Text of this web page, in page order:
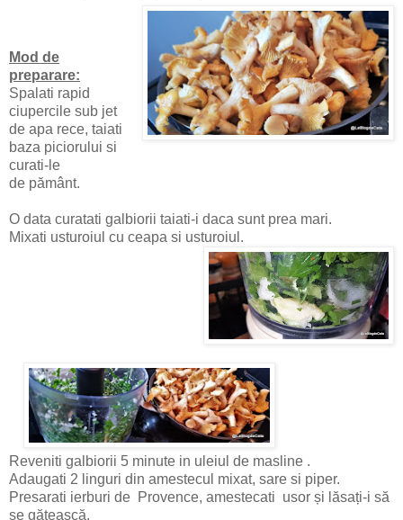
Mod de
preparare:
Spalati rapid
ciupercile sub jet
de apa rece, taiati
baza piciorului si
curati-le
de pământ.
O data curatati galbiorii taiati-i daca sunt prea mari.
Mixati usturoiul cu ceapa si usturoiul.
Reveniti galbiorii 5 minute in uleiul de masline .
Adaugati 2 linguri din amestecul mixat, sare si piper.
Presarati ierburi de Provence, amestecati usor și lăsați-i să
se gătească.